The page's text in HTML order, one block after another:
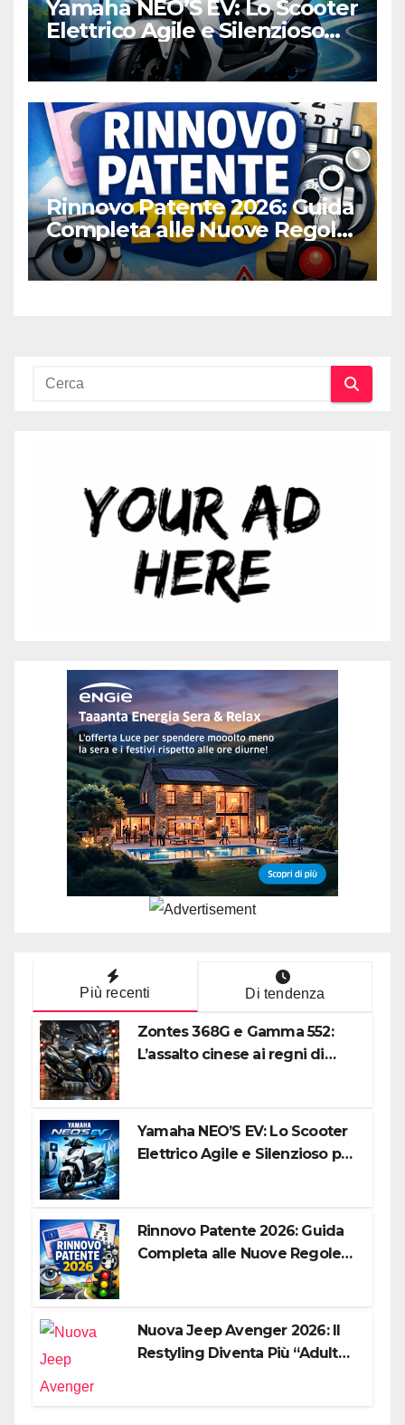
Yamaha NEO’S EV: Lo Scooter
Elettrico Agile e Silenzioso
per la Città
Rinnovo Patente 2026: Guida
Completa alle Nuove Regole,
Digitalizzazione e Costi
Più recenti Di tendenza
Zontes 368G e Gamma 552:
L’assalto cinese ai regni di
Yamaha NEO’S EV: Lo Scooter
Elettrico Agile e Silenzioso per
Rinnovo Patente 2026: Guida
Completa alle Nuove Regole,
Nuova Jeep Avenger 2026: Il
Restyling Diventa Più “Adulto”,